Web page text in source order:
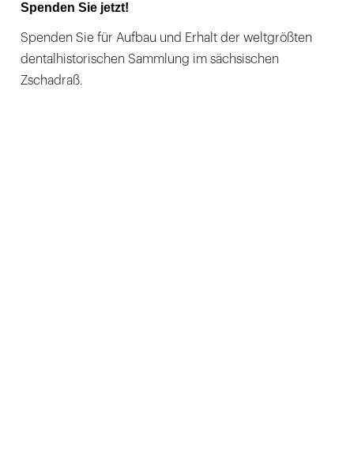
Spenden Sie jetzt!
Spenden Sie für Aufbau und Erhalt der weltgrößten
dentalhistorischen Sammlung im sächsischen
Zschadraß.